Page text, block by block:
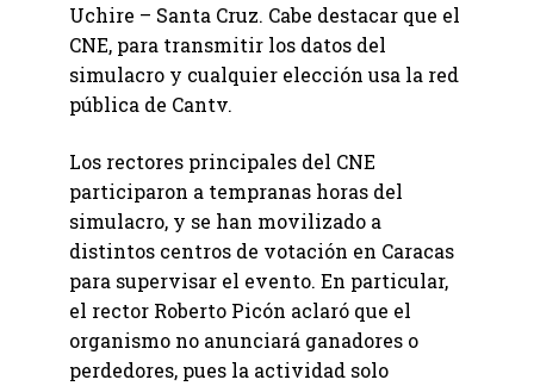
Uchire – Santa Cruz. Cabe destacar que el
CNE, para transmitir los datos del
simulacro y cualquier elección usa la red
pública de Cantv.
Los rectores principales del CNE
participaron a tempranas horas del
simulacro, y se han movilizado a
distintos centros de votación en Caracas
para supervisar el evento. En particular,
el rector Roberto Picón aclaró que el
organismo no anunciará ganadores o
perdedores, pues la actividad solo